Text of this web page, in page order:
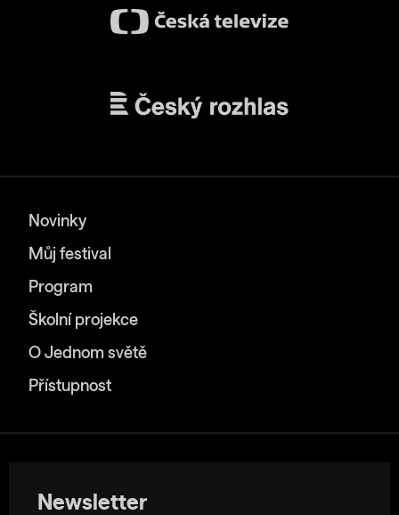
Novinky
Můj festival
Program
Školní projekce
O Jednom světě
Přístupnost
Newsletter